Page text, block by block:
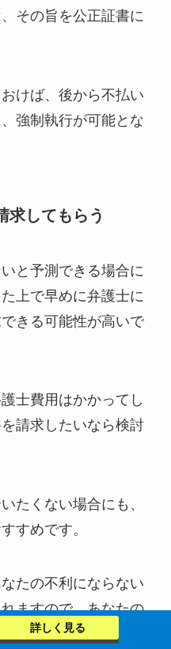
その旨を公正証書に
けば、後から不払い
強制執行が可能とな
求してもらう
と予測できる場合に
上で早めに弁護士に
きる可能性が高いで
士費用はかかってし
請求したいなら検討
たくない場合にも、
すめです。
たの不利にならない
ますので、あなたの
可能性があるでしょ
詳しく見る